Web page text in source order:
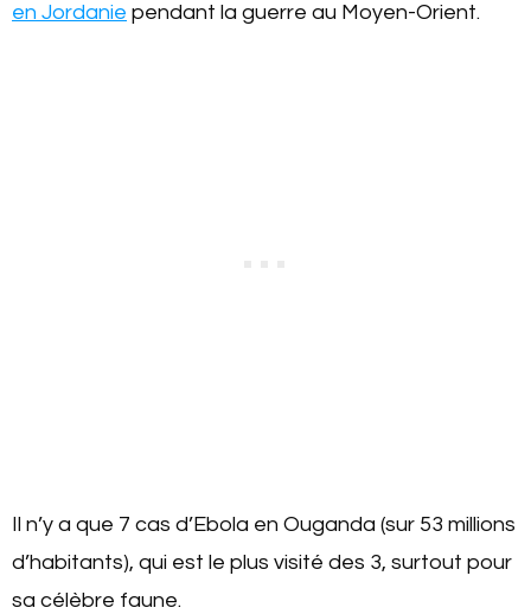
en Jordanie pendant la guerre au Moyen-Orient.
Il n’y a que 7 cas d’Ebola en Ouganda (sur 53 millions
d’habitants), qui est le plus visité des 3, surtout pour
sa célèbre faune.